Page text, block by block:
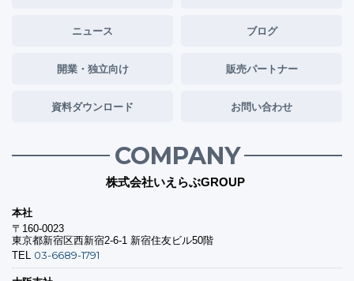
ニュース ブログ
開業・独立向け 販売パートナー
資料ダウンロード お問い合わせ
COMPANY
株式会社いえらぶGROUP
本社
〒160-0023
東京都新宿区西新宿2-6-1 新宿住友ビル50階
TEL 03-6689-1791